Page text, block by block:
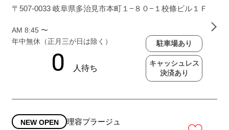
〒507-0033 岐阜県多治見市本町１−８０−１校條ビル１Ｆ
AM 8:45 〜
年中無休（正月三が日は除く）
駐車場あり
キャッシュレス
決済あり
NEW OPEN 理容プラージュ